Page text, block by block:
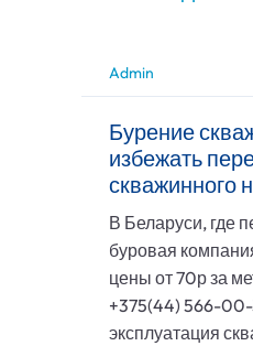
Admin
Бурение
избежать
скважинного
В Беларуси, где
буровая
цены от 70р за
+375(44) 566-
эксплуатация